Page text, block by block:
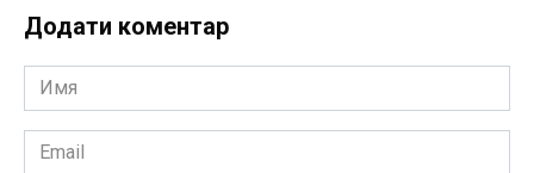
Додати коментар
Имя
*
Email